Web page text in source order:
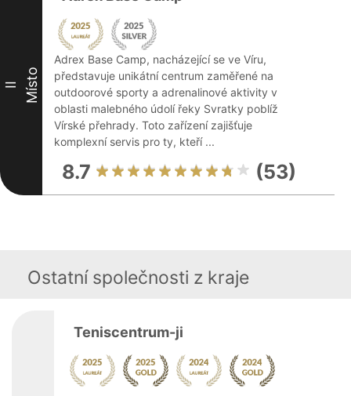
II Místo
Adrex Base Camp, nacházející se ve Víru,
představuje unikátní centrum zaměřené na
outdoorové sporty a adrenalinové aktivity v
oblasti malebného údolí řeky Svratky poblíž
Vírské přehrady. Toto zařízení zajišťuje
komplexní servis pro ty, kteří ...
8.7 (53)
Ostatní společnosti z kraje
Teniscentrum-ji